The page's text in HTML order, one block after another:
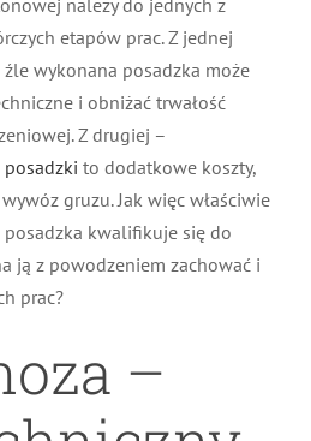
należy do jednych z
etapów prac. Z jednej
wykonana posadzka może
i obniżać trwałość
Z drugiej –
to dodatkowe koszty,
gruzu. Jak więc właściwie
kwalifikuje się do
ją z powodzeniem zachować i
prac?
–